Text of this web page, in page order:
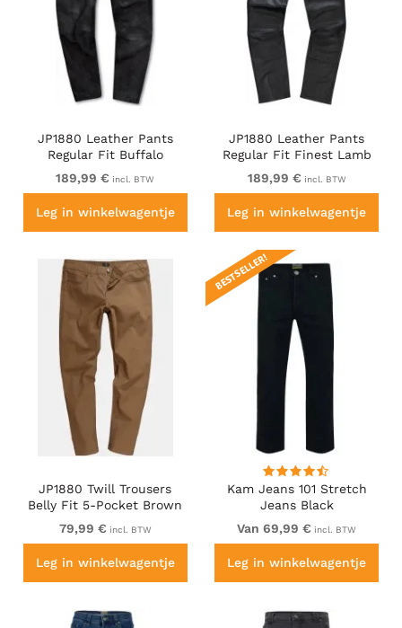
JP1880 Leather Pants
Regular Fit Buffalo
Nubuck Dark Brown
189,99 € incl. BTW
Leg in winkelwagentje
JP1880 Leather Pants
Regular Fit Finest Lamb
Nappa Black
189,99 € incl. BTW
Leg in winkelwagentje
JP1880 Twill Trousers
Belly Fit 5-Pocket Brown
79,99 € incl. BTW
Leg in winkelwagentje
Kam Jeans 101 Stretch
Jeans Black
BESTSELLER!
Van 69,99 € incl. BTW
Leg in winkelwagentje